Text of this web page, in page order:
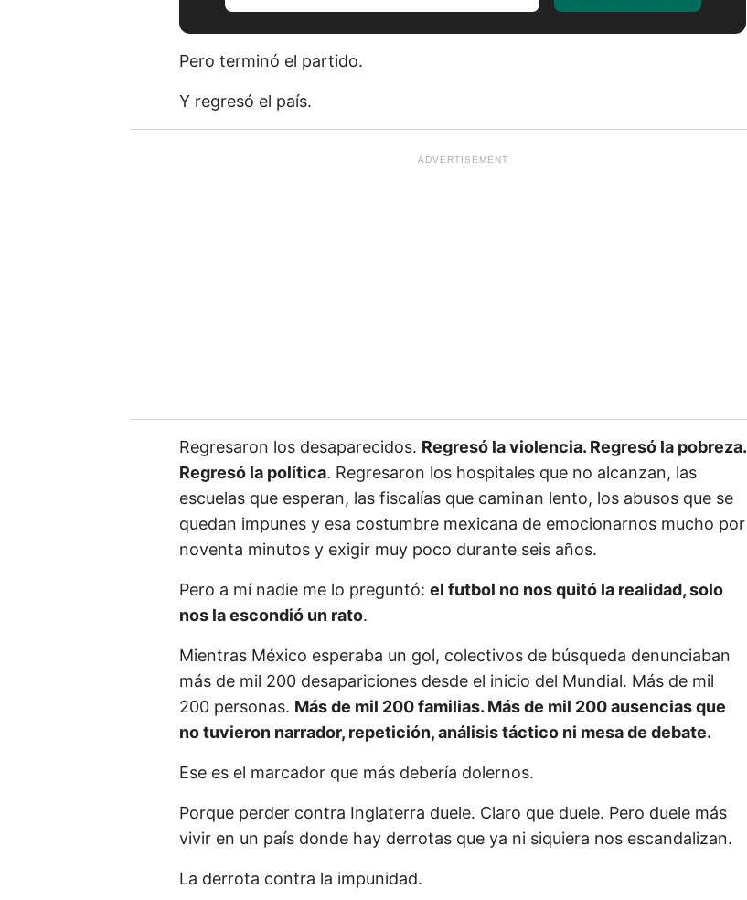
r
b
e
Pero terminó el partido.
Y regresó el país.
Regresaron los desaparecidos. Regresó la violencia. Regresó la pobreza.
Regresó la política. Regresaron los hospitales que no alcanzan, las
escuelas que esperan, las fiscalías que caminan lento, los abusos que se
quedan impunes y esa costumbre mexicana de emocionarnos mucho por
noventa minutos y exigir muy poco durante seis años.
Pero a mí nadie me lo preguntó: el futbol no nos quitó la realidad, solo
nos la escondió un rato.
Mientras México esperaba un gol, colectivos de búsqueda denunciaban
más de mil 200 desapariciones desde el inicio del Mundial. Más de mil
200 personas. Más de mil 200 familias. Más de mil 200 ausencias que
no tuvieron narrador, repetición, análisis táctico ni mesa de debate.
Ese es el marcador que más debería dolernos.
Porque perder contra Inglaterra duele. Claro que duele. Pero duele más
vivir en un país donde hay derrotas que ya ni siquiera nos escandalizan.
La derrota contra la impunidad.